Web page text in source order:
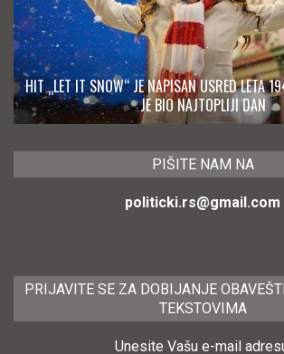
HIT „LET IT SNOW“ JE NAPISAN USRED LETA
JE BIO NAJTOPLIJI DAN
PIŠITE NAM NA
politicki.rs@gmail.com
PRIJAVITE SE ZA DOBIJANJE
TEKSTOVIMA
Unesite Vašu e-mail